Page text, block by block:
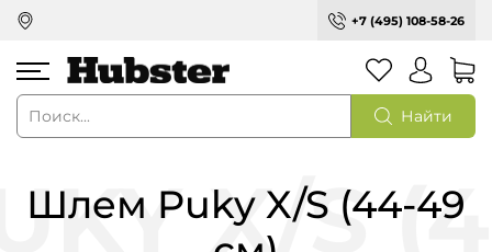
+7 (495) 108-58-26
Найти
Шлем Puky X/S (44-49